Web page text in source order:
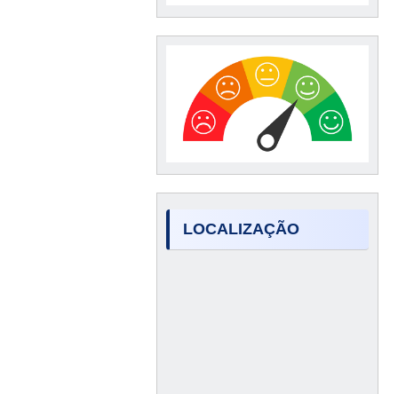
LOCALIZAÇÃO